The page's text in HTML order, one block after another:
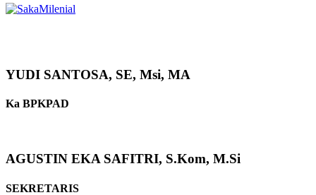
YUDI SANTOSA, SE, Msi, MA
Ka BPKPAD
AGUSTIN EKA SAFITRI, S.Kom, M.Si
SEKRETARIS